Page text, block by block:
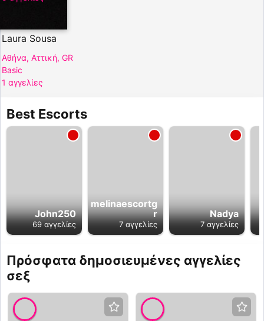
Laura Sousa
Αθήνα, Αττική, GR
Basic
1 αγγελίες
Best Escorts
John250
69 αγγελίες
melinaescortg
r
7 αγγελίες
Nadya
7 αγγελίες
Πρόσφατα δημοσιευμένες αγγελίες
σεξ